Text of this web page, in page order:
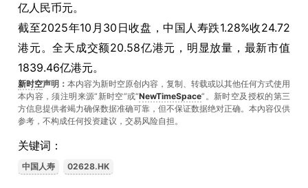
亿人民币元。
截至2025年10月30日收盘，中国人寿跌1.28%收24.72
港元。全天成交额20.58亿港元，明显放量，最新市值
1839.46亿港元。
新时空声明： 本内容为新时空原创内容，复制、转载或以其他任何方式使用
本内容，须注明来源“新时空”或“NewTimeSpace”。新时空及授权的第三
方信息提供者竭力确保数据准确可靠，但不保证数据绝对正确。本內容仅供
参考，不构成任何投资建议，交易风险自担。
关键词：
中国人寿 02628.HK